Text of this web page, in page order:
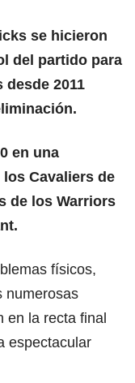
se hicieron
del partido para
2011
en una
Cavaliers de
de los Warriors
físicos,
numerosas
en la recta final
espectacular